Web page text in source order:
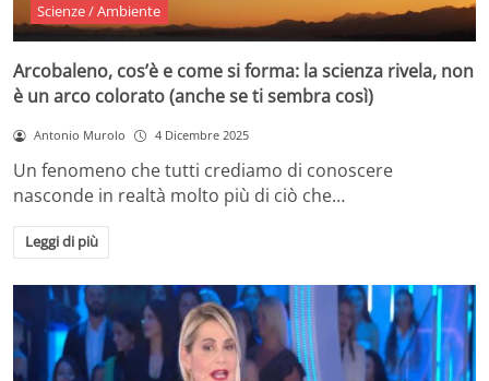
Scienze / Ambiente
Arcobaleno, cos’è e come si forma: la scienza rivela, non
è un arco colorato (anche se ti sembra così)
Antonio Murolo 4 Dicembre 2025
Un fenomeno che tutti crediamo di conoscere
nasconde in realtà molto più di ciò che…
Leggi di più